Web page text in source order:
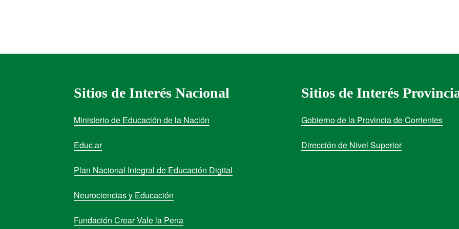
Sitios de Interés Nacional
Ministerio de Educación de la Nación
Educ.ar
Plan Nacional Integral de Educación Digital
Neurociencias y Educación
Fundación Crear Vale la Pena
Sitios de Interés
Gobierno de la Provincia de Corrientes
Dirección de Nivel Superior